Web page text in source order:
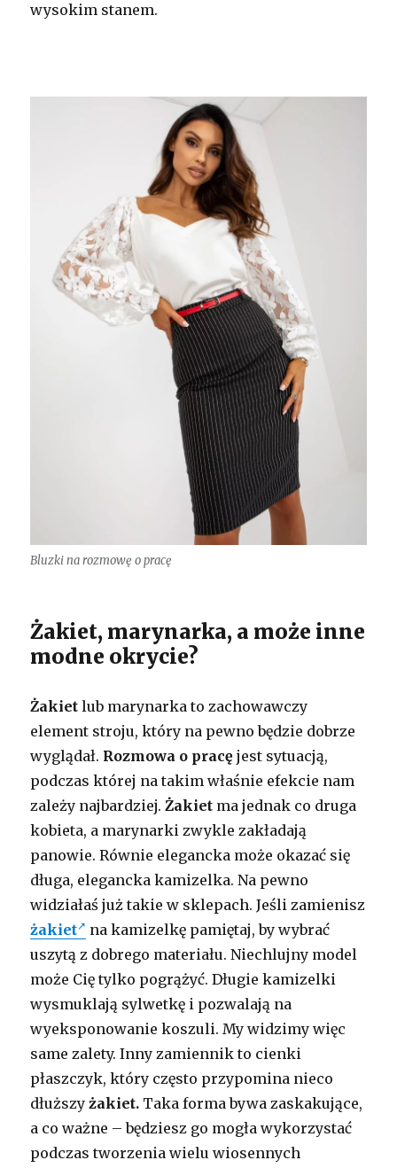
wysokim stanem.
Bluzki na rozmowę o pracę
Żakiet, marynarka, a może inne
modne okrycie?
Żakiet lub marynarka to zachowawczy
element stroju, który na pewno będzie dobrze
wyglądał. Rozmowa o pracę jest sytuacją,
podczas której na takim właśnie efekcie nam
zależy najbardziej.Żakiet ma jednak co druga
kobieta, a marynarki zwykle zakładają
panowie. Równie elegancka może okazać się
długa, elegancka kamizelka. Na pewno
widziałaś już takie w sklepach. Jeśli zamienisz
żakiet
na kamizelkę pamiętaj, by wybrać
uszytą z dobrego materiału. Niechlujny model
może Cię tylko pogrążyć. Długie kamizelki
wysmuklają sylwetkę i pozwalają na
wyeksponowanie koszuli. My widzimy więc
same zalety. Inny zamiennik to cienki
płaszczyk, który często przypomina nieco
dłuższyżakiet. Taka forma bywa zaskakujące,
a co ważne – będziesz go mogła wykorzystać
podczas tworzenia wielu wiosennych